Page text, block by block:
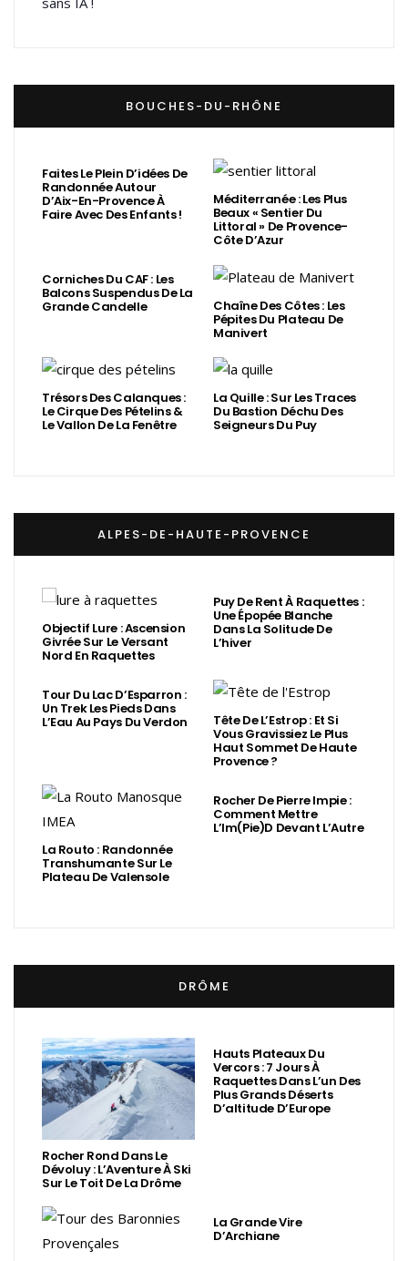
BOUCHES-DU-RHÔNE
Faites Le Plein D’idées De
Randonnée Autour
D’Aix-En-Provence À
Faire Avec Des Enfants !
Méditerranée : Les Plus
Beaux « Sentier Du
Littoral » De Provence-
Côte D’Azur
Corniches Du CAF : Les
Balcons Suspendus De La
Grande Candelle Chaîne Des Côtes : Les
Pépites Du Plateau De
Manivert
Trésors Des Calanques :
Le Cirque Des Pételins &
Le Vallon De La Fenêtre
La Quille : Sur Les Traces
Du Bastion Déchu Des
Seigneurs Du Puy
ALPES-DE-HAUTE-PROVENCE
Objectif Lure : Ascension
Givrée Sur Le Versant
Nord En Raquettes
Puy De Rent À Raquettes :
Une Épopée Blanche
Dans La Solitude De
L’hiver
Tour Du Lac D’Esparron :
Un Trek Les Pieds Dans
L’Eau Au Pays Du Verdon Tête De L’Estrop : Et Si
Vous Gravissiez Le Plus
Haut Sommet De Haute
Provence ?
La Routo : Randonnée
Transhumante Sur Le
Plateau De Valensole
Rocher De Pierre Impie :
Comment Mettre
L’Im(Pie)d Devant L’Autre
DRÔME
Rocher Rond Dans Le
Dévoluy : L’Aventure À Ski
Sur Le Toit De La Drôme
Hauts Plateaux Du
Vercors : 7 Jours À
Raquettes Dans L’un Des
Plus Grands Déserts
D’altitude D’Europe
La Grande Vire
D’Archiane